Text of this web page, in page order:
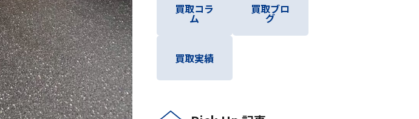
買取コラ
ム
買取ブロ
グ
買取実績